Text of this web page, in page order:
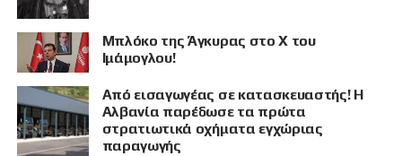
Μπλόκο της Άγκυρας στο X του
Ιμάμογλου!
Από εισαγωγέας σε κατασκευαστής! Η
Αλβανία παρέδωσε τα πρώτα
στρατιωτικά οχήματα εγχώριας
παραγωγής